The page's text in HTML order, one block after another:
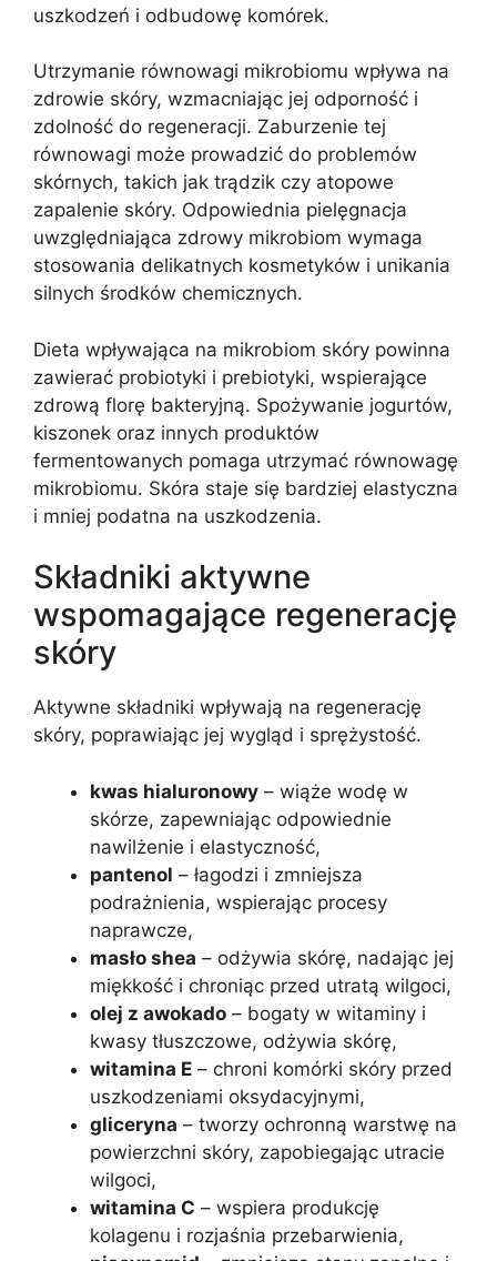
uszkodzeń i odbudowę komórek.
Utrzymanie równowagi mikrobiomu wpływa na
zdrowie skóry, wzmacniając jej odporność i
zdolność do regeneracji. Zaburzenie tej
równowagi może prowadzić do problemów
skórnych, takich jak trądzik czy atopowe
zapalenie skóry. Odpowiednia pielęgnacja
uwzględniająca zdrowy mikrobiom wymaga
stosowania delikatnych kosmetyków i unikania
silnych środków chemicznych.
Dieta wpływająca na mikrobiom skóry powinna
zawierać probiotyki i prebiotyki, wspierające
zdrową florę bakteryjną. Spożywanie jogurtów,
kiszonek oraz innych produktów
fermentowanych pomaga utrzymać równowagę
mikrobiomu. Skóra staje się bardziej elastyczna
i mniej podatna na uszkodzenia.
Składniki aktywne
wspomagające regenerację
skóry
Aktywne składniki wpływają na regenerację
skóry, poprawiając jej wygląd i sprężystość.
kwas hialuronowy – wiąże wodę w
skórze, zapewniając odpowiednie
nawilżenie i elastyczność,
pantenol – łagodzi i zmniejsza
podrażnienia, wspierając procesy
naprawcze,
masło shea – odżywia skórę, nadając jej
miękkość i chroniąc przed utratą wilgoci,
olej z awokado – bogaty w witaminy i
kwasy tłuszczowe, odżywia skórę,
witamina E – chroni komórki skóry przed
uszkodzeniami oksydacyjnymi,
gliceryna – tworzy ochronną warstwę na
powierzchni skóry, zapobiegając utracie
wilgoci,
witamina C – wspiera produkcję
kolagenu i rozjaśnia przebarwienia,